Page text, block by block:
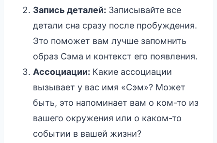
Запись деталей: Записывайте все
детали сна сразу после пробуждения.
Это поможет вам лучше запомнить
образ Сэма и контекст его появления.
Ассоциации: Какие ассоциации
вызывает у вас имя «Сэм»? Может
быть, это напоминает вам о ком-то из
вашего окружения или о каком-то
событии в вашей жизни?